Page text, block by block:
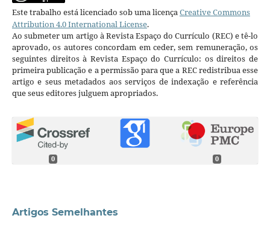
Este trabalho está licenciado sob uma licença Creative Commons
Attribution 4.0 International License.
Ao submeter um artigo à Revista Espaço do Currículo (REC) e tê-lo
aprovado, os autores concordam em ceder, sem remuneração, os
seguintes direitos à Revista Espaço do Currículo: os direitos de
primeira publicação e a permissão para que a REC redistribua esse
artigo e seus metadados aos serviços de indexação e referência
que seus editores julguem apropriados.
0 0
Artigos Semelhantes